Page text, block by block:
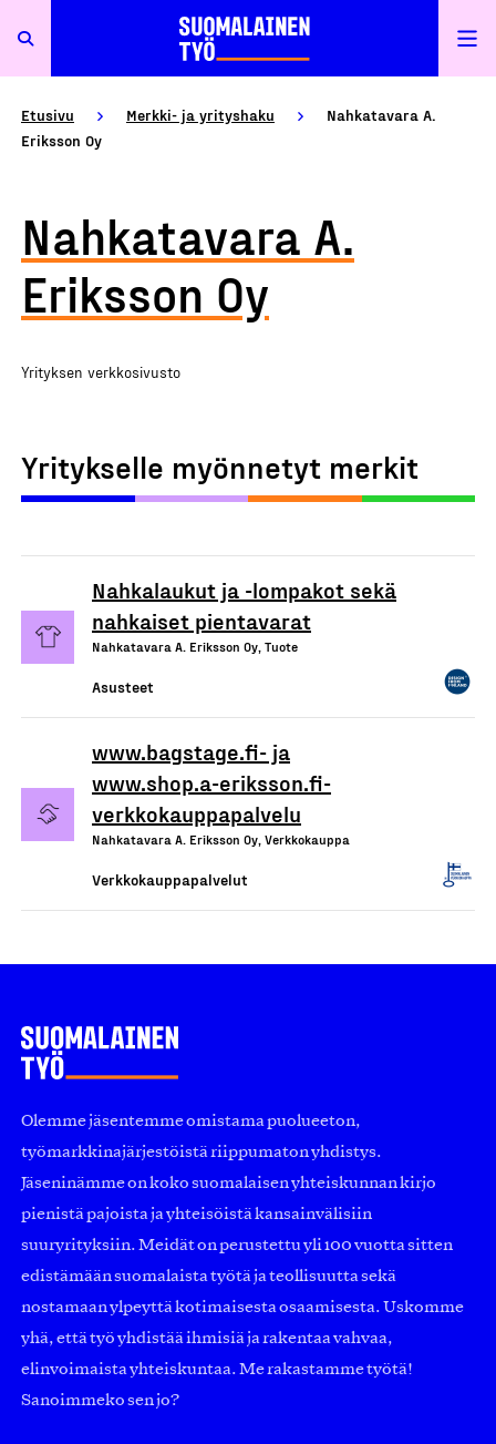
Etusivu Merkki- ja yrityshaku
Nahkatavara A.
Eriksson Oy
Nahkatavara A.
Eriksson Oy
Yrityksen verkkosivusto
Yritykselle myönnetyt merkit
Nahkalaukut ja -lompakot sekä
nahkaiset pientavarat
Nahkatavara A. Eriksson Oy, Tuote
Asusteet
www.bagstage.fi- ja
www.shop.a-eriksson.fi-
verkkokauppapalvelu
Nahkatavara A. Eriksson Oy, Verkkokauppa
Verkkokauppapalvelut
Olemme jäsentemme omistama puolueeton,
työmarkkinajärjestöistä riippumaton yhdistys.
Jäseninämme on koko suomalaisen yhteiskunnan kirjo
pienistä pajoista ja yhteisöistä kansainvälisiin
suuryrityksiin. Meidät on perustettu yli 100 vuotta sitten
edistämään suomalaista työtä ja teollisuutta sekä
nostamaan ylpeyttä kotimaisesta osaamisesta. Uskomme
yhä, että työ yhdistää ihmisiä ja rakentaa vahvaa,
elinvoimaista yhteiskuntaa. Me rakastamme työtä!
Sanoimmeko sen jo?